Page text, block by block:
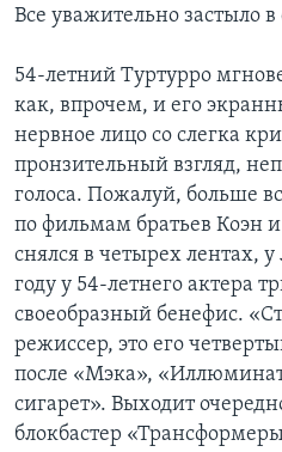
Все уважительно застыло в
54-летний Туртурро
как, впрочем, и его
нервное лицо со слегка
пронзительный взгляд,
голоса. Пожалуй, больше
по фильмам братьев Коэн
снялся в четырех лентах,
году у 54-летнего актера
своеобразный бенефис.
режиссер, это его
после «Мэка»,
сигарет». Выходит
блокбастер